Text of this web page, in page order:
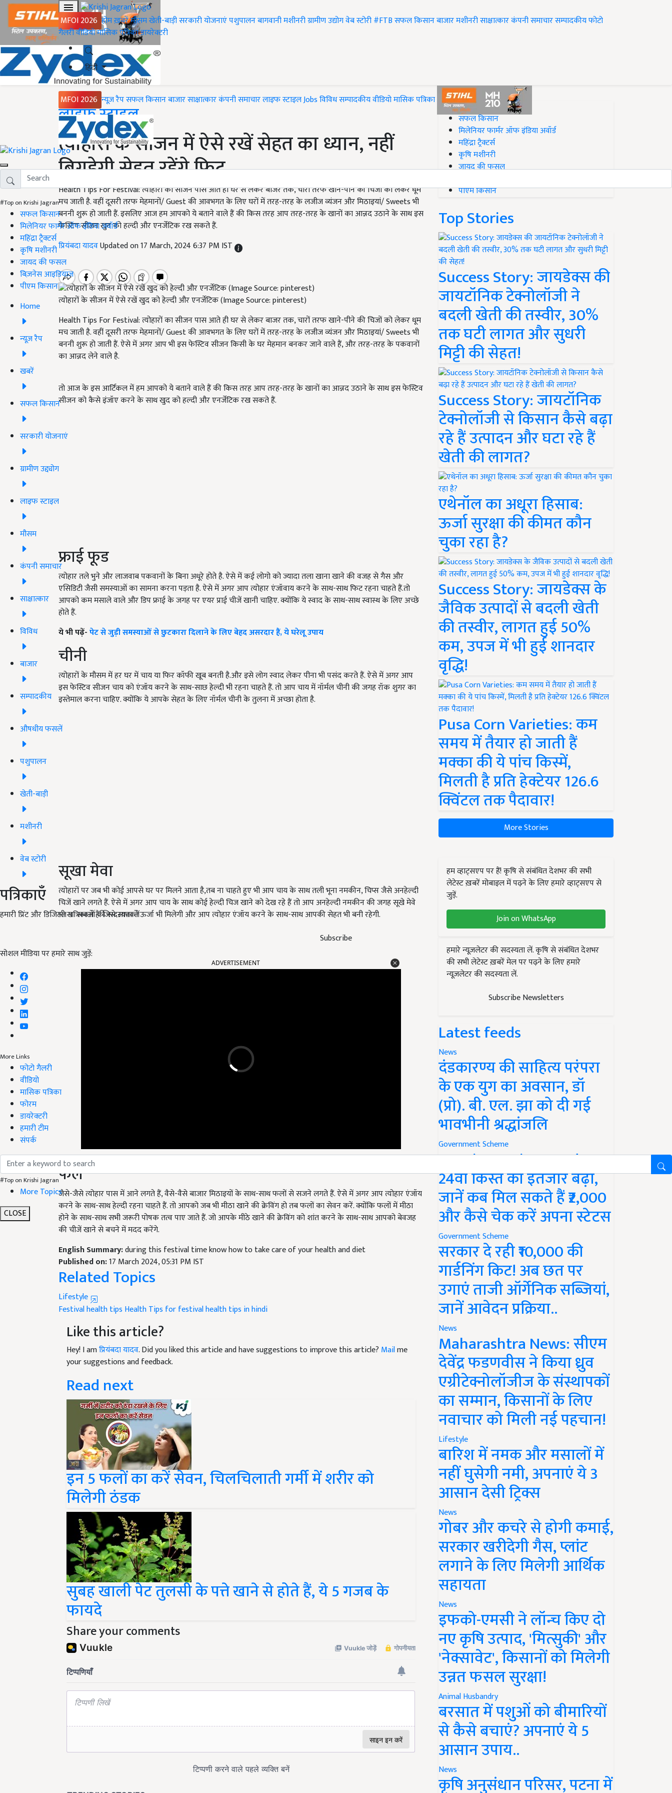
MFOI 2026 होमख़बरेंमौसमखेती-बाड़ीसरकारी योजनाएंपशुपालनबागवानीमशीनरीग्रामीण उद्योगवेब स्टोरी#FTBसफल किसानबाजारमशीनरीसाक्षात्कारकंपनी समाचारसम्पादकीयफोटो
गैलरीवीडियोमासिक पत्रिकाडायरेक्टरी
हिंदी
MFOI 2026 न्यूज़ रैपसफल किसानबाजारसाक्षात्कारकंपनी समाचारलाइफ स्टाइलJobsविविधसम्पादकीयवीडियोमासिक पत्रिका
#Top on Krishi Jagran
सफल किसान
मिलेनियर फार्मर ऑफ इंडिया अवॉर्ड
महिंद्रा ट्रैक्टर्स
कृषि मशीनरी
जायद की फसल
बिज़नेस आइडियाज
पीएम किसान
Home
न्यूज़ रैप
खबरें
सफल किसान
सरकारी योजनाएं
ग्रामीण उद्द्योग
लाइफ स्टाइल
मौसम
कंपनी समाचार
साक्षात्कार
विविध
बाजार
सम्पादकीय
औषधीय फसलें
पशुपालन
खेती-बाड़ी
मशीनरी
वेब स्टोरी
पत्रिकाएँ
हमारी प्रिंट और डिजिटल पत्रिकाओं की सदस्यता लें
Subscribe
सोशल मीडिया पर हमारे साथ जुड़ें:
More Links
फोटो गैलरी
वीडियो
मासिक पत्रिका
फोरम
डायरेक्टरी
हमारी टीम
संपर्क
#Top on Krishi Jagran
More Topics
CLOSE
Home
लाइफ स्टाइल
त्योहारों के सीजन में ऐसे रखें सेहत का ध्यान, नहीं
बिगड़ेगी सेहत रहेंगे फिट
Health Tips For Festival: त्योहारों का सीजन पास आते ही घर से लेकर बाजर तक, चारों तरफ खाने-पीने की चिजों को लेकर धूम
मच जाती है. वहीं दूसरी तरफ मेहमानों/ Guest की आवभगत के लिए घरों में तरह-तरह के लजीज व्यंजन और मिठाइयां/ Sweets भी
बननी शुरू हो जाती हैं. इसलिए आज हम आपको ये बताने वाले हैं की किस तरह आप तरह-तरह के खानों का आन्नद उठाने के साथ इस
फेस्टिव सीजन खुद को हल्दी और एनर्जेटिक रख सकते हैं.
प्रियंबदा यादवUpdated on 17 March, 2024 6:37 PM IST
त्योहारों के सीजन में ऐसे रखें खुद को हेल्दी और एनर्जेटिक (Image Source: pinterest)
Health Tips For Festival: त्योहारों का सीजन पास आते ही घर से लेकर बाजर तक, चारों तरफ खाने-पीने की चिजों को लेकर धूम
मच जाती है. वहीं दूसरी तरफ मेहमानों/ Guest की आवभगत के लिए घरों में तरह-तरह के लजीज व्यंजन और मिठाइयां/ Sweets भी
बननी शुरू हो जाती हैं. ऐसे में अगर आप भी इस फेस्टिव सीजन किसी के घर मेहमान बनकर जाने वाले हैं, और तरह-तरह के पकवानों
का आन्नद लेने वाले है.
तो आज के इस आर्टिकल में हम आपको ये बताने वाले हैं की किस तरह आप तरह-तरह के खानों का आन्नद उठाने के साथ इस फेस्टिव
सीजन को कैसे इंजॉए करने के साथ खुद को हल्दी और एनर्जेटिक रख सकते हैं.
फ्राई फूड
त्योहार तले भुने और लाजवाब पकवानों के बिना अधूरे होते है. ऐसे में कई लोगो को ज्यादा तला खाना खाने की वजह से गैस और
एसिडिटी जैसी समस्याओं का सामना करना पड़ता है. ऐसे में अगर आप त्योहार एंजॉवाय करने के साथ-साथ फिट रहना चाहते हैं.तो
आपको कम मसाले वाले और डिप फ्राई के जगह पर एयर प्राई चीजें खानी चाहिए. क्योंकि ये स्वाद के साथ-साथ स्वास्थ के लिए अच्छे
होते हैं.
ये भी पढ़ें-पेट से जुड़ी समस्याओं से छुटकारा दिलाने के लिए बेहद असरदार हैं, ये घरेलू उपाय
चीनी
त्योहारों के मौसम में हर घर में चाय या फिर कॉफी खूब बनती है.और इसे लोग स्वाद लेकर पीना भी पसंद करते हैं. ऐसे में अगर आप
इस फेस्टिव सीजन चाय को एंजॉय करने के साथ-साछ हेल्दी भी रहना चाहते हैं. तो आप चाय में नॉर्मल चीनी की जगह रॉक शुगर का
इस्तेमाल करना चाहिए. क्योंकि ये आपके सेहत के लिए नॉर्मल चीनी के तुलना में अच्छा होता है.
सूखा मेवा
त्योहारों पर जब भी कोई आपसे घर पर मिलने आता है,तब ना चाहते हुए भी आप चाय के साथ तली भूना नमकीन, चिप्स जैसे अनहेल्दी
चिजें खाने लगते हैं. ऐसे में अगर आप चाय के साथ कोई हेल्दी चिज खाने को देख रहे हैं तो आप अनहेल्दी नमकीन की जगह सूखे मेवे
भी खा सकते हैं. जिसे आपको ऊर्जा भी मिलेगी और आप त्योहार एंजॉय करने के साथ-साथ आपकी सेहत भी बनी रहेगी.
फल
जैसे-जैसे त्योहार पास में आने लगते हैं, वैसे-वैसे बाजार मिठाइयों के साथ-साथ फलों से सजने लगते हैं. ऐसे में अगर आप त्योहार एंजॉय
करने के साथ-साथ हेल्दी रहना चाहते हैं. तो आपको जब भी मीठा खाने की क्रेविंग हो तब फलों का सेवन करें. क्योंकि फलों में मीठा
होने के साथ-साथ सभी जरूरी पोषक तत्व पाए जाते हैं. जो आपके मीठे खाने की क्रेविंग को शांत करने के साथ-साथ आपको बेवजह
की चीजें खाने से बचने में मदद करेंगे.
Published on:17 March 2024, 05:31 PM IST
Related Topics
Lifestyle
Festivalhealth tips
Like this article?
Hey! I amप्रियंबदा यादव. Did you liked this article and have suggestions to improve this article?
your suggestions and feedback.
Read next
इन 5 फलों का करें सेवन, चिलचिलाती गर्मी में शरीर को
मिलेगी ठंडक
सुबह खाली पेट तुलसी के पत्ते खाने से होते हैं, ये 5 गजब के
फायदे
Share your comments
#Top on Krishi Jagran
सफल किसान
मिलेनियर फार्मर ऑफ इंडिया अवॉर्ड
महिंद्रा ट्रैक्टर्स
कृषि मशीनरी
जायद की फसल
पीएम किसान
Top Stories
Success Story: जायडेक्स की
जायटॉनिक टेक्नोलॉजी ने
बदली खेती की तस्वीर, 30%
तक घटी लागत और सुधरी
मिट्टी की सेहत!
Success Story: जायटॉनिक
टेक्नोलॉजी से किसान कैसे बढ़ा
रहे हैं उत्पादन और घटा रहे हैं
खेती की लागत?
एथेनॉल का अधूरा हिसाब:
ऊर्जा सुरक्षा की कीमत कौन
चुका रहा है?
Success Story: जायडेक्स के
जैविक उत्पादों से बदली खेती
की तस्वीर, लागत हुई 50%
कम, उपज में भी हुई शानदार
वृद्धि!
Pusa Corn Varieties: कम
समय में तैयार हो जाती हैं
मक्का की ये पांच किस्में,
मिलती है प्रति हेक्टेयर 126.6
क्विंटल तक पैदावार!
More Stories
हम व्हाट्सएप पर हैं! कृषि से संबंधित देशभर की सभी
लेटेस्ट ख़बरें मोबाइल में पढ़ने के लिए हमारे व्हाट्सएप से
जुड़ें.
Join on WhatsApp
हमारे न्यूज़लेटर की सदस्यता लें. कृषि से संबंधित देशभर
की सभी लेटेस्ट ख़बरें मेल पर पढ़ने के लिए हमारे
न्यूज़लेटर की सदस्यता लें.
Subscribe Newsletters
Latest feeds
News
दंडकारण्य की साहित्य परंपरा
के एक युग का अवसान, डॉ
(प्रो). बी. एल. झा को दी गई
भावभीनी श्रद्धांजलि
Government Scheme
PM Kisan Yojana Update:
24वीं किस्त का इंतजार बढ़ा,
जानें कब मिल सकते हैं ₹2,000
और कैसे चेक करें अपना स्टेटस
Government Scheme
सरकार दे रही ₹10,000 की
गार्डनिंग किट! अब छत पर
उगाएं ताजी ऑर्गेनिक सब्जियां,
जानें आवेदन प्रक्रिया..
News
Maharashtra News: सीएम
देवेंद्र फडणवीस ने किया ध्रुव
एग्रीटेक्नोलॉजीज के संस्थापकों
का सम्मान, किसानों के लिए
नवाचार को मिली नई पहचान!
Lifestyle
बारिश में नमक और मसालों में
नहीं घुसेगी नमी, अपनाएं ये 3
आसान देसी ट्रिक्स
News
गोबर और कचरे से होगी कमाई,
सरकार खरीदेगी गैस, प्लांट
लगाने के लिए मिलेगी आर्थिक
सहायता
News
इफको-एमसी ने लॉन्च किए दो
नए कृषि उत्पाद, 'मित्सुकी' और
'नेक्सावेट', किसानों को मिलेगी
उन्नत फसल सुरक्षा!
Animal Husbandry
बरसात में पशुओं को बीमारियों
से कैसे बचाएं? अपनाएं ये 5
आसान उपाय..
News
कृषि अनुसंधान परिसर, पटना में